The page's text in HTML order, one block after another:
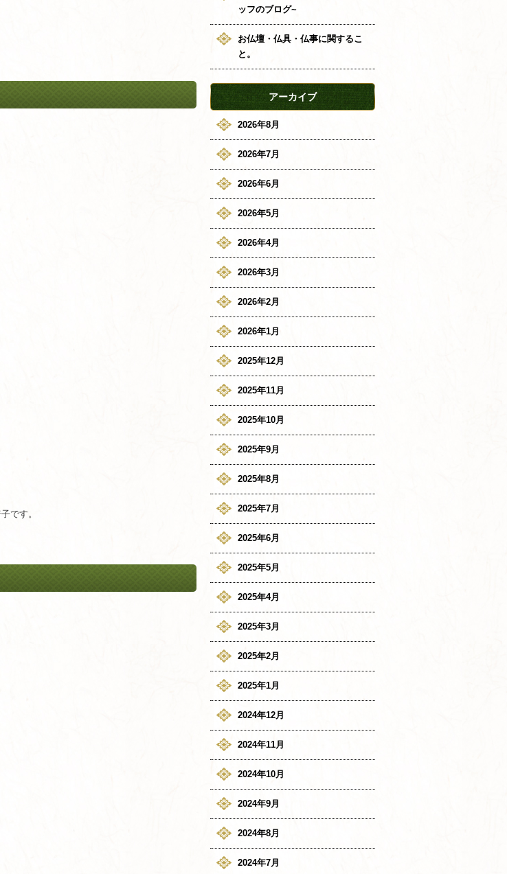
です。
ッフのブログ~
お仏壇・仏具・仏事に関するこ
と。
アーカイブ
2026年8月
2026年7月
2026年6月
2026年5月
2026年4月
2026年3月
2026年2月
2026年1月
2025年12月
2025年11月
2025年10月
2025年9月
2025年8月
2025年7月
2025年6月
2025年5月
2025年4月
2025年3月
2025年2月
2025年1月
2024年12月
2024年11月
2024年10月
2024年9月
2024年8月
2024年7月